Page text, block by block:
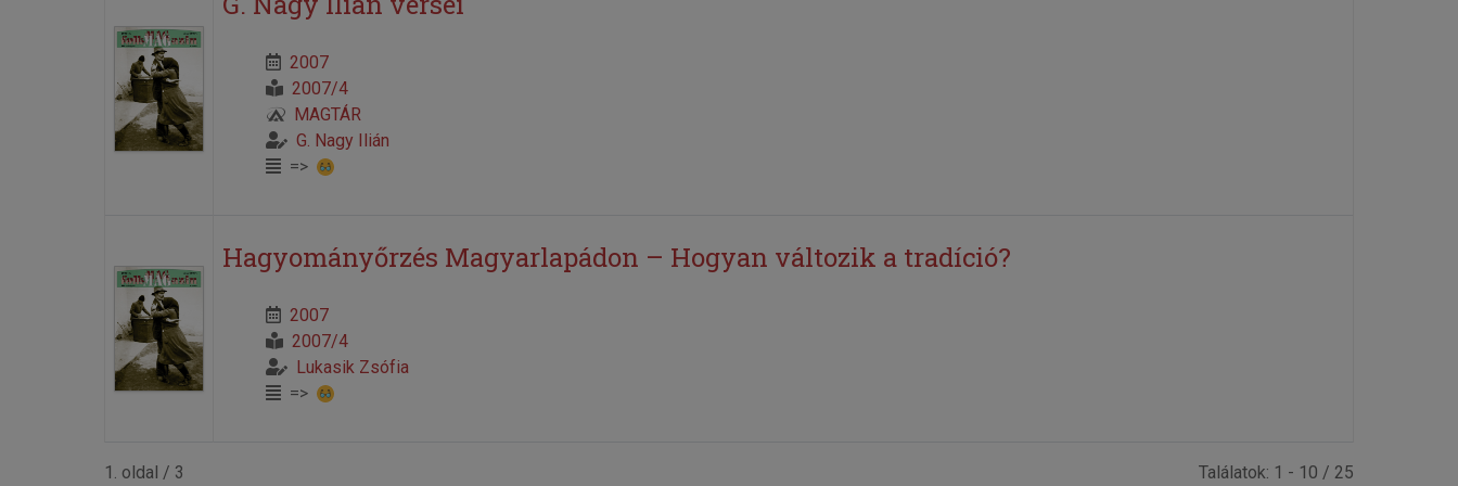
2007
2007/4
MAGTÁR
G. Nagy Ilián
=>
Hagyományőrzés Magyarlapádon – Hogyan változik a tradíció?
2007
2007/4
Lukasik Zsófia
=>
1. oldal / 3 Találatok: 1 - 10 / 25